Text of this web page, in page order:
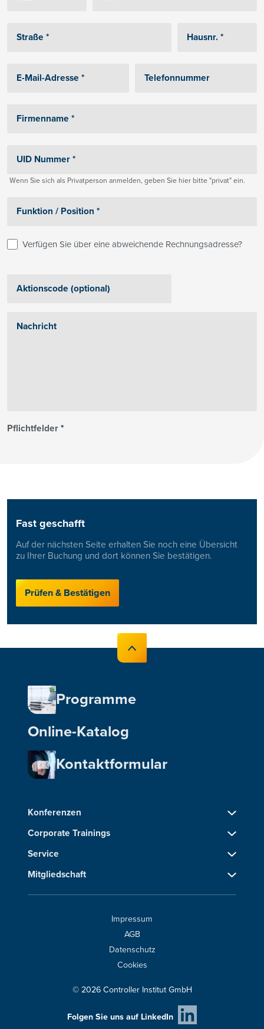
Wenn Sie sich als Privatperson anmelden, geben Sie hier bitte "privat" ein.
Verfügen Sie über eine abweichende Rechnungsadresse?
Pflichtfelder*
Fast geschafft
Auf der nächsten Seite erhalten Sie noch eine Übersicht
zu Ihrer Buchung und dort können Sie bestätigen.
Prüfen & Bestätigen
Programme
Online-Katalog
Kontaktformular
Konferenzen
Corporate Trainings
Service
Mitgliedschaft
Impressum
AGB
Datenschutz
Cookies
© 2026 Controller Institut GmbH
Folgen Sie uns auf LinkedIn